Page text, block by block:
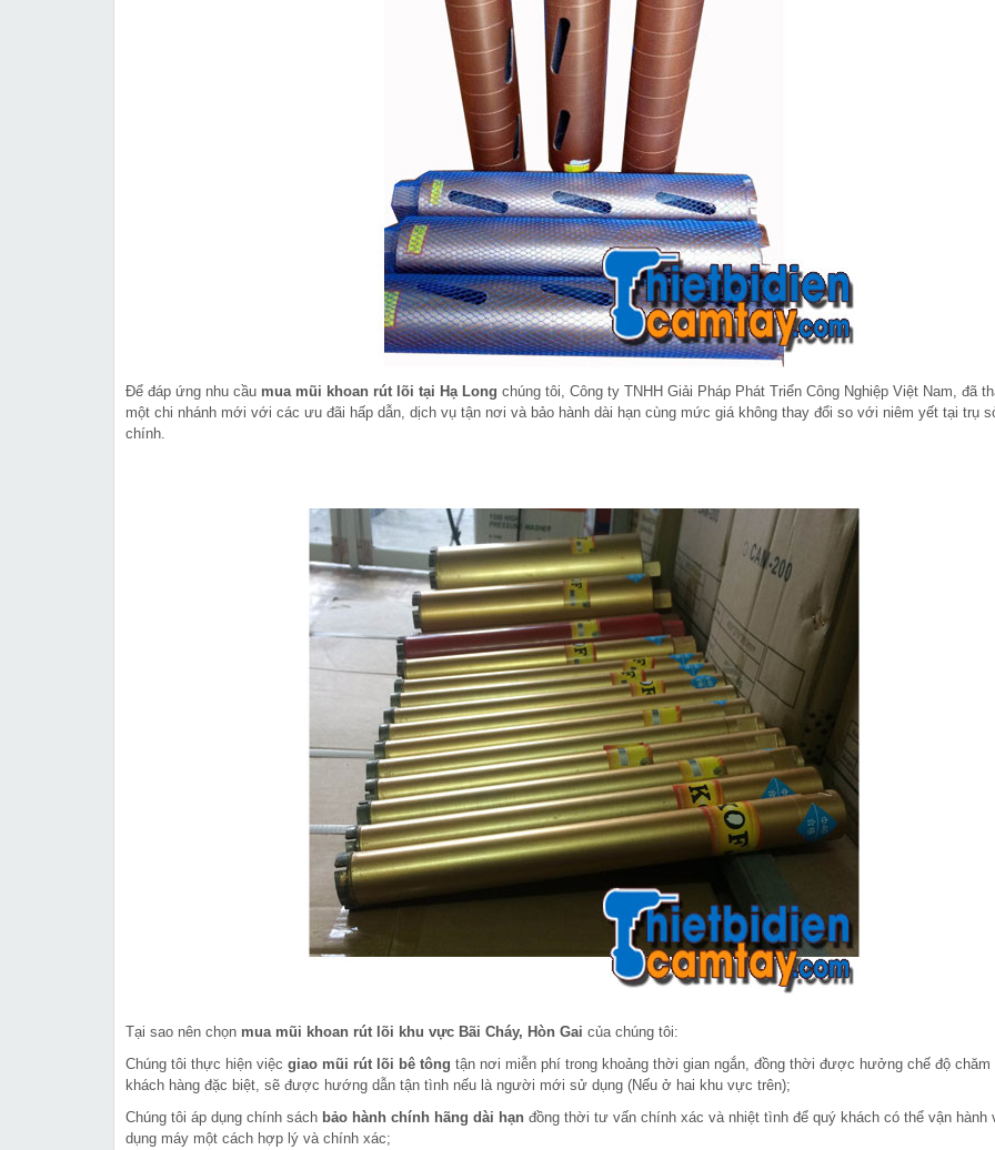
Để đáp ứng nhu cầu mua mũi khoan rút lõi tại Hạ Long chúng tôi, Công ty TNHH Giải Pháp Phát Triển Công Nghiệp Việt Nam, đã
một chi nhánh mới với các ưu đãi hấp dẫn, dịch vụ tận nơi và bảo hành dài hạn cùng mức giá không thay đổi so với niêm yết tại trụ
chính.
Tại sao nên chọn mua mũi khoan rút lõi khu vực Bãi Cháy, Hòn Gai của chúng tôi:
Chúng tôi thực hiện việc giao mũi rút lõi bê tông tận nơi miễn phí trong khoảng thời gian ngắn, đồng thời được hưởng chế độ chăm
khách hàng đặc biệt, sẽ được hướng dẫn tận tình nếu là người mới sử dụng (Nếu ở hai khu vực trên);
Chúng tôi áp dụng chính sách bảo hành chính hãng dài hạn đồng thời tư vấn chính xác và nhiệt tình để quý khách có thể vận hành
dụng máy một cách hợp lý và chính xác;